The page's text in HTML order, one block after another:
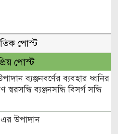
পোস্ট
পোস্ট
ব্যঞ্জনবর্ণের ব্যবহার ধ্বনির
স্বরসন্ধি ব্যঞ্জনসন্ধি বিসর্গ সন্ধি
উপাদান